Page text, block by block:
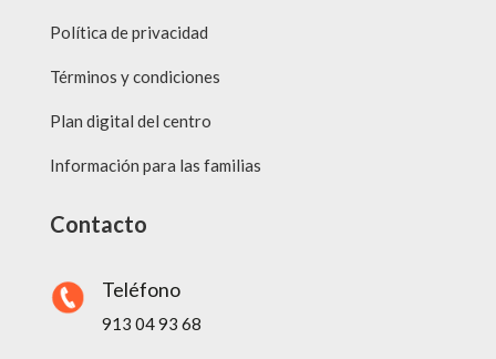
Política de privacidad
Términos y condiciones
Plan digital del centro
Información para las familias
Contacto
Teléfono
913 04 93 68